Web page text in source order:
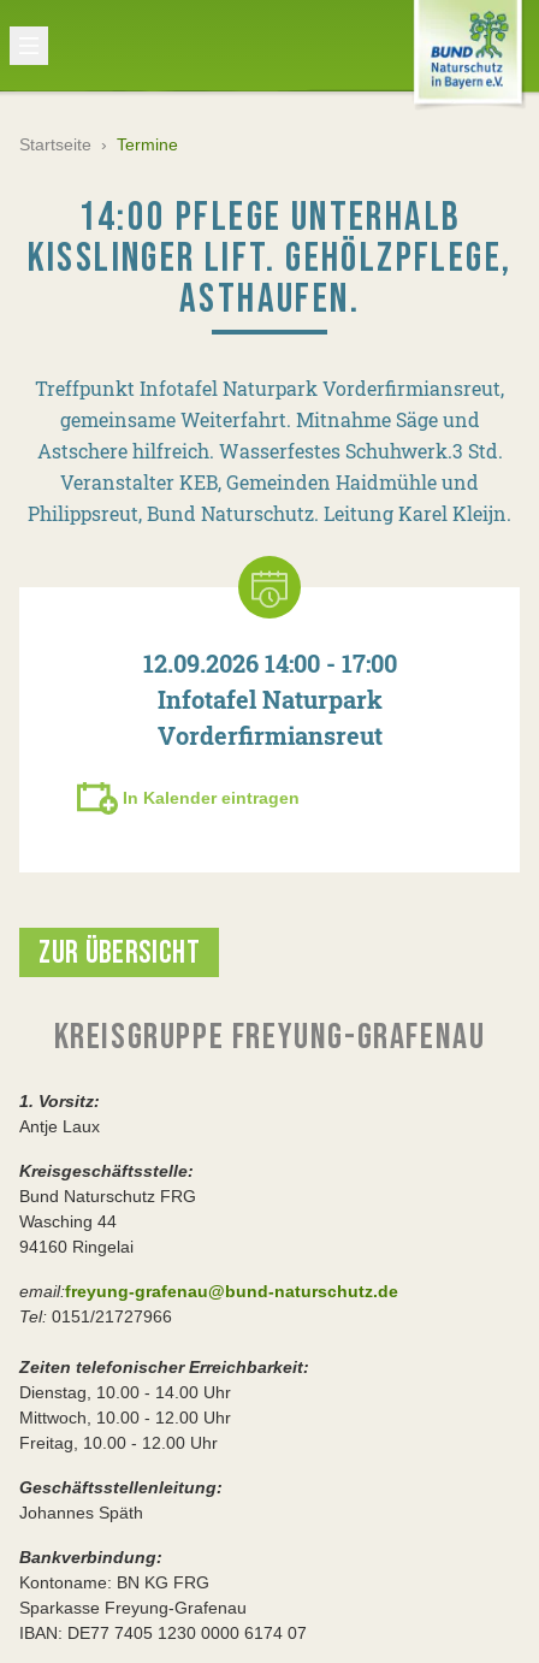
Startseite › Termine
14:00 PFLEGE UNTERHALB
KISSLINGER LIFT. GEHÖLZPFLEGE, A
STHAUFEN.
Treffpunkt Infotafel Naturpark Vorderfirmiansreut,
gemeinsame Weiterfahrt. Mitnahme Säge und
Astschere hilfreich. Wasserfestes Schuhwerk.3 Std.
Veranstalter KEB, Gemeinden Haidmühle und
Philippsreut, Bund Naturschutz. Leitung Karel Kleijn.
12.09.2026 14:00 - 17:00
Infotafel Naturpark
Vorderfirmiansreut
In Kalender eintragen
ZUR ÜBERSICHT
KREISGRUPPE FREYUNG-GRAFENAU
1. Vorsitz:
Antje Laux
Kreisgeschäftsstelle:
Bund Naturschutz FRG
Wasching 44
94160 Ringelai
email:freyung-grafenau@bund-naturschutz.de
Tel: 0151/21727966
Zeiten telefonischer Erreichbarkeit:
Dienstag, 10.00 - 14.00 Uhr
Mittwoch, 10.00 - 12.00 Uhr
Freitag, 10.00 - 12.00 Uhr
Geschäftsstellenleitung:
Johannes Späth
Bankverbindung:
Kontoname: BN KG FRG
Sparkasse Freyung-Grafenau
IBAN: DE77 7405 1230 0000 6174 07